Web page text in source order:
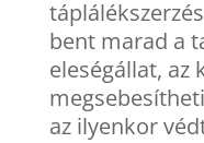
bent marad a
eleségállat, az
az ilyenkor